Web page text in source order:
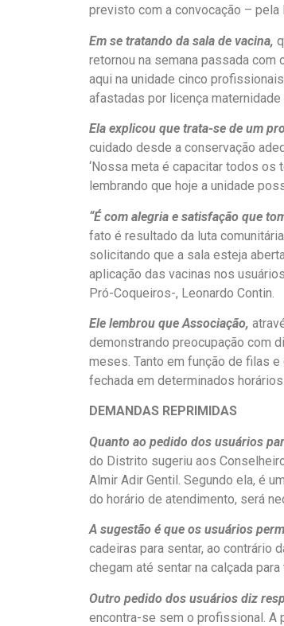
previsto com a convocação –
Em se tratando da sala de vacina,
retornou na semana passada com
aqui na unidade cinco
afastadas por licença
Ela explicou que trata-se de um
cuidado desde a conservação
‘Nossa meta é capacitar todos os
lembrando que hoje a unidade
“É com alegria e satisfação que
fato é resultado da luta
solicitando que a sala esteja
aplicação das vacinas nos
Pró-Coqueiros-, Leonardo Contin.
Ele lembrou que Associação,
demonstrando preocupação com
meses. Tanto em função de filas
fechada em determinados
DEMANDAS REPRIMIDAS
Quanto ao pedido dos usuários
do Distrito sugeriu aos
Almir Adir Gentil. Segundo ela, é
do horário de atendimento, será
A sugestão é que os usuários
cadeiras para sentar, ao contrário
chegam até sentar na calçada
Outro pedido dos usuários diz
encontra-se sem o profissional. A